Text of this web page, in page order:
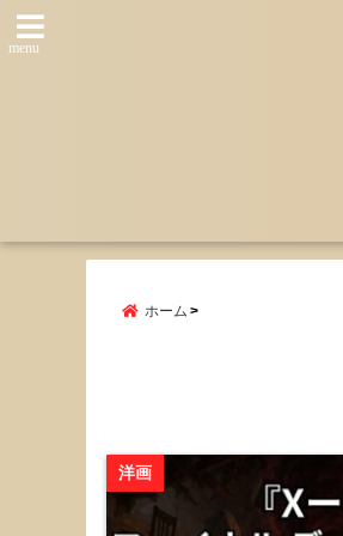
menu
ホーム
洋画